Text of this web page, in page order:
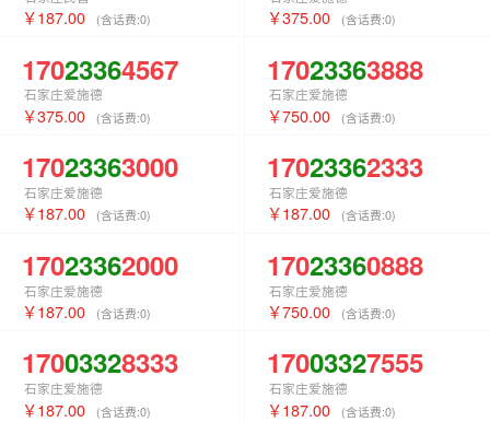
187.00 (含话费:0) 375.00 (含话费:0)
17023364567
石家庄爱施德
375.00 (含话费:0)
17023363888
石家庄爱施德
750.00 (含话费:0)
17023363000
石家庄爱施德
187.00 (含话费:0)
17023362333
石家庄爱施德
187.00 (含话费:0)
17023362000
石家庄爱施德
187.00 (含话费:0)
17023360888
石家庄爱施德
750.00 (含话费:0)
17003328333
石家庄爱施德
187.00 (含话费:0)
17003327555
石家庄爱施德
187.00 (含话费:0)